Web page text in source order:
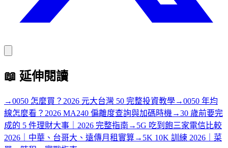
📖 延伸閱讀
→0050 怎麼買？2026 元大台灣 50 完整投資教學→0050 年均
線怎麼看？2026 MA240 偏離度查詢與加碼時機 →30 歲前要完
成的 5 件理財大事｜2026 完整指南 → 5G 吃到飽三家電信比較
2026｜中華、台哥大、遠傳月租實算→ 5K 10K 訓練 2026｜菜